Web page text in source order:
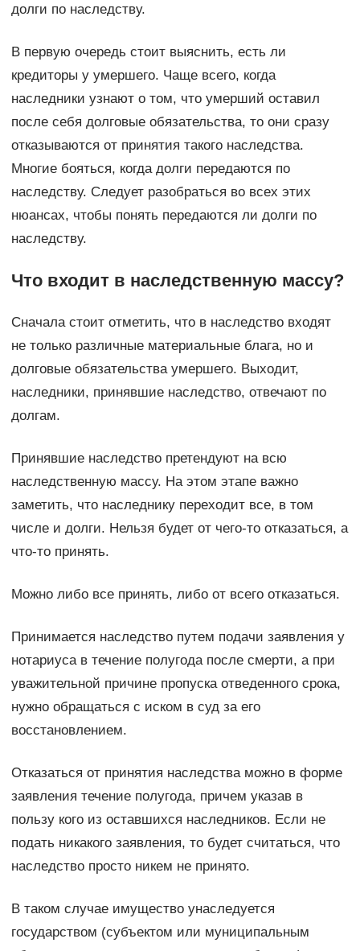
долги по наследству.
В первую очередь стоит выяснить, есть ли
кредиторы у умершего. Чаще всего, когда
наследники узнают о том, что умерший оставил
после себя долговые обязательства, то они сразу
отказываются от принятия такого наследства.
Многие бояться, когда долги передаются по
наследству. Следует разобраться во всех этих
нюансах, чтобы понять передаются ли долги по
наследству.
Что входит в наследственную массу?
Сначала стоит отметить, что в наследство входят
не только различные материальные блага, но и
долговые обязательства умершего. Выходит,
наследники, принявшие наследство, отвечают по
долгам.
Принявшие наследство претендуют на всю
наследственную массу. На этом этапе важно
заметить, что наследнику переходит все, в том
числе и долги. Нельзя будет от чего-то отказаться, а
что-то принять.
Можно либо все принять, либо от всего отказаться.
Принимается наследство путем подачи заявления у
нотариуса в течение полугода после смерти, а при
уважительной причине пропуска отведенного срока,
нужно обращаться с иском в суд за его
восстановлением.
Отказаться от принятия наследства можно в форме
заявления течение полугода, причем указав в
пользу кого из оставшихся наследников. Если не
подать никакого заявления, то будет считаться, что
наследство просто никем не принято.
В таком случае имущество унаследуется
государством (субъектом или муниципальным